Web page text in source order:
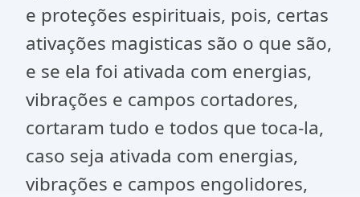
e proteções espirituais, pois, certas
ativações magisticas são o que são,
e se ela foi ativada com energias,
vibrações e campos cortadores,
cortaram tudo e todos que toca-la,
caso seja ativada com energias,
vibrações e campos engolidores,